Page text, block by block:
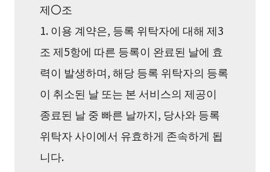
제〇조
1. 이용 계약은, 등록 위탁자에 대해 제3
조 제5항에 따른 등록이 완료된 날에 효
력이 발생하며, 해당 등록 위탁자의 등록
이 취소된 날 또는 본 서비스의 제공이
종료된 날 중 빠른 날까지, 당사와 등록
위탁자 사이에서 유효하게 존속하게 됩
니다.